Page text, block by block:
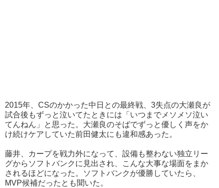
2015年、CSのかかった中日との最終戦、3失点の大瀬良が
試合後もずっと泣いてたときには「いつまでメソメソ泣い
てんねん」と思った。大瀬良のそばでずっと優しく声をか
け続けケアしていた前田健太にも違和感あった。
藤井、カープを戦力外になって、設備も整わない独立リー
グからソフトバンクに見出され、こんな大事な場面をまか
されるほどになった。ソフトバンクが優勝していたら、
MVP候補だったとも聞いた。